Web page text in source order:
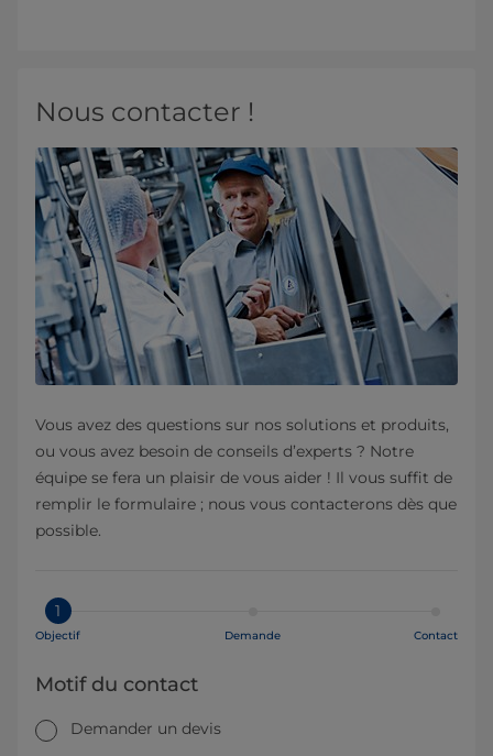
Nous contacter !
Vous avez des questions sur nos solutions et produits,
ou vous avez besoin de conseils d’experts ? Notre
équipe se fera un plaisir de vous aider ! Il vous suffit de
remplir le formulaire ; nous vous contacterons dès que
possible.
1
Objectif Demande Contact
Motif du contact
Demander un devis